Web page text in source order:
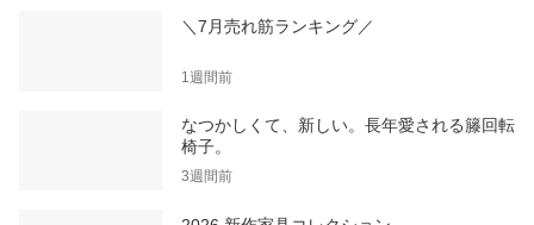
＼7月売れ筋ランキング／
1週間前
なつかしくて、新しい。長年愛される籐回転
椅子。
3週間前